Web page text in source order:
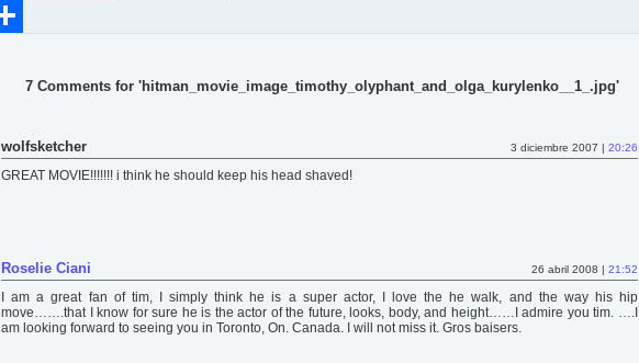
7 Comments for 'hitman_movie_image_timothy_olyphant_and_olga_kurylenko__1_.jpg'
wolfsketcher 3 diciembre 2007 | 20:26
GREAT MOVIE!!!!!!! i think he should keep his head shaved!
Roselie Ciani 26 abril 2008 | 21:52
I am a great fan of tim, I simply think he is a super actor, I love the he walk, and the way his hip
move…….that I know for sure he is the actor of the future, looks, body, and height……I admire you tim. ….I
am looking forward to seeing you in Toronto, On. Canada. I will not miss it. Gros baisers.